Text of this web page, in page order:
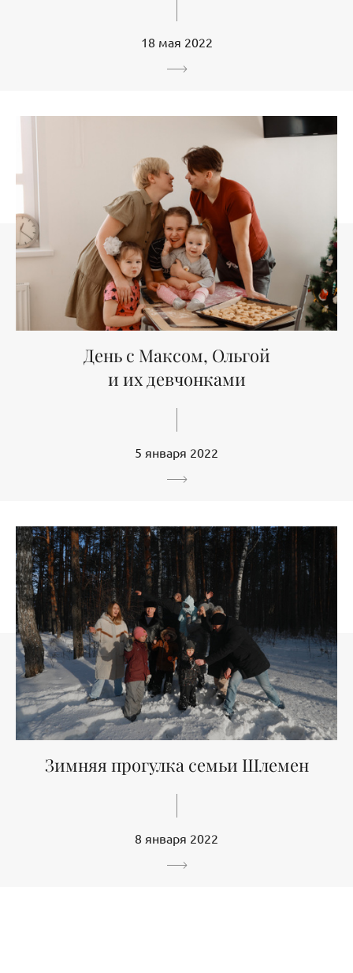
18 мая 2022
День с Максом, Ольгой
и их девчонками
5 января 2022
Зимняя прогулка семьи Шлемен
8 января 2022